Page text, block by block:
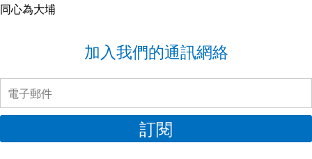
同心為大埔
加入我們的通訊網絡
訂閱